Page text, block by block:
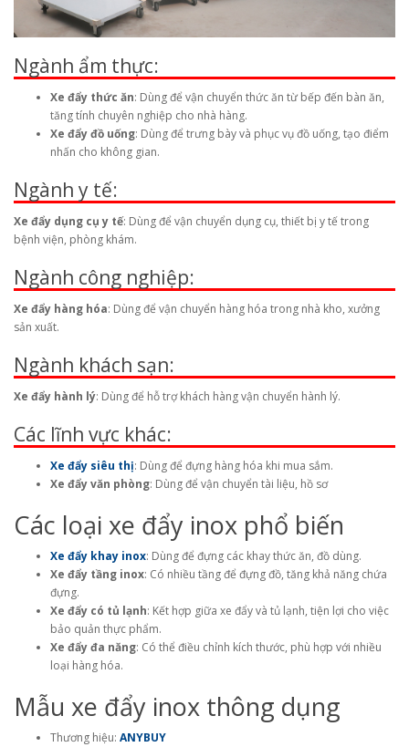
Ngành ẩm thực:
Xe đẩy thức ăn: Dùng để vận chuyển thức ăn từ bếp đến bàn ăn,
tăng tính chuyên nghiệp cho nhà hàng.
Xe đẩy đồ uống: Dùng để trưng bày và phục vụ đồ uống, tạo điểm
nhấn cho không gian.
Ngành y tế:
Xe đẩy dụng cụ y tế: Dùng để vận chuyển dụng cụ, thiết bị y tế trong
bệnh viện, phòng khám.
Ngành công nghiệp:
Xe đẩy hàng hóa: Dùng để vận chuyển hàng hóa trong nhà kho, xưởng
sản xuất.
Ngành khách sạn:
Xe đẩy hành lý: Dùng để hỗ trợ khách hàng vận chuyển hành lý.
Các lĩnh vực khác:
Xe đẩy siêu thị: Dùng để đựng hàng hóa khi mua sắm.
Xe đẩy văn phòng: Dùng để vận chuyển tài liệu, hồ sơ
Các loại xe đẩy inox phổ biến
Xe đẩy khay inox: Dùng để đựng các khay thức ăn, đồ dùng.
Xe đẩy tầng inox: Có nhiều tầng để đựng đồ, tăng khả năng chứa
đựng.
Xe đẩy có tủ lạnh: Kết hợp giữa xe đẩy và tủ lạnh, tiện lợi cho việc
bảo quản thực phẩm.
Xe đẩy đa năng: Có thể điều chỉnh kích thước, phù hợp với nhiều
loại hàng hóa.
Mẫu xe đẩy inox thông dụng
Thương hiệu: ANYBUY